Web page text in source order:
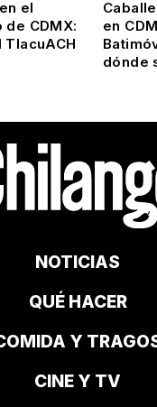
el
CDMX:
en
dónde
NOTICIAS
QUÉ HACER
Y
CINE Y TV